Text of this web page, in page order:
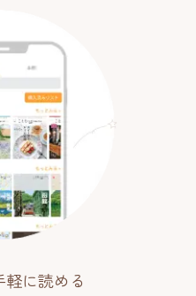
に読める